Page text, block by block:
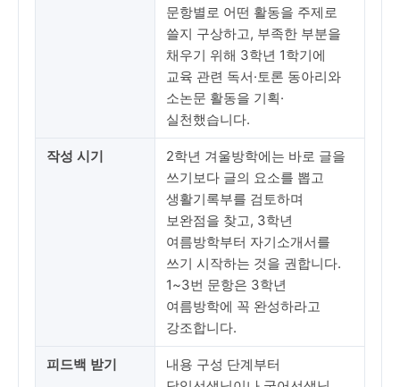
문항별로 어떤 활동을 주제로
쓸지 구상하고, 부족한 부분을
채우기 위해 3학년 1학기에
교육 관련 독서·토론 동아리와
소논문 활동을 기획·
실천했습니다.
작성 시기
2학년 겨울방학에는 바로 글을
쓰기보다 글의 요소를 뽑고
생활기록부를 검토하며
보완점을 찾고, 3학년
여름방학부터 자기소개서를
쓰기 시작하는 것을 권합니다.
1~3번 문항은 3학년
여름방학에 꼭 완성하라고
강조합니다.
피드백 받기
내용 구성 단계부터